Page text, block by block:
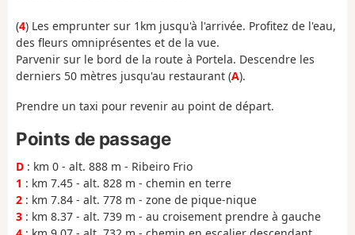
(4) Les emprunter sur 1km jusqu'à l'arrivée. Profitez de l'eau,
des fleurs omniprésentes et de la vue.
Parvenir sur le bord de la route à Portela. Descendre les
derniers 50 mètres jusqu'au restaurant (A).
Prendre un taxi pour revenir au point de départ.
Points de passage
D : km 0 - alt. 888 m - Ribeiro Frio
1 : km 7.45 - alt. 828 m - chemin en terre
2 : km 7.84 - alt. 778 m - zone de pique-nique
3 : km 8.37 - alt. 739 m - au croisement prendre à gauche